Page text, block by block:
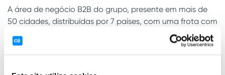
A área de negócio B2B do grupo, presente em mais de
50 cidades, distribuídas por 7 países, com uma frota com
mais de 7.500 veículos, encerrou 2022 com uma
faturação de 20,8 M€, o que representa um aumento de
55% em relação aos 13,5 M€ de 2021.